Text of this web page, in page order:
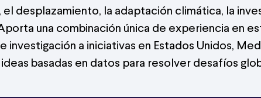
desplazamiento, la adaptación climática, la
una combinación única de experiencia en
a iniciativas en Estados Unidos,
basadas en datos para resolver desafíos